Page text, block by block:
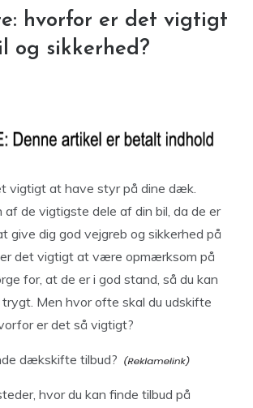
hvorfor er det vigtigt
og sikkerhed?
vigtigt at have styr på dine dæk.
de vigtigste dele af din bil, da de er
give dig god vejgreb og sikkerhed på
det vigtigt at være opmærksom på
for, at de er i god stand, så du kan
Men hvor ofte skal du udskifte
er det så vigtigt?
dækskifte tilbud?
hvor du kan finde tilbud på